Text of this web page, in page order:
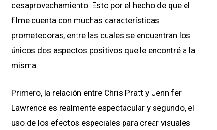
desaprovechamiento. Esto por el hecho de que el
filme cuenta con muchas características
prometedoras, entre las cuales se encuentran los
únicos dos aspectos positivos que le encontré a la
misma.
Primero, la relación entre Chris Pratt y Jennifer
Lawrence es realmente espectacular y segundo, el
uso de los efectos especiales para crear visuales